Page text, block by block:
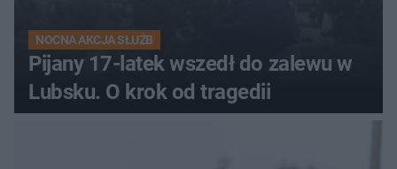
NOCNA AKCJA SŁUŻB
Pijany 17-latek wszedł do zalewu w
Lubsku. O krok od tragedii